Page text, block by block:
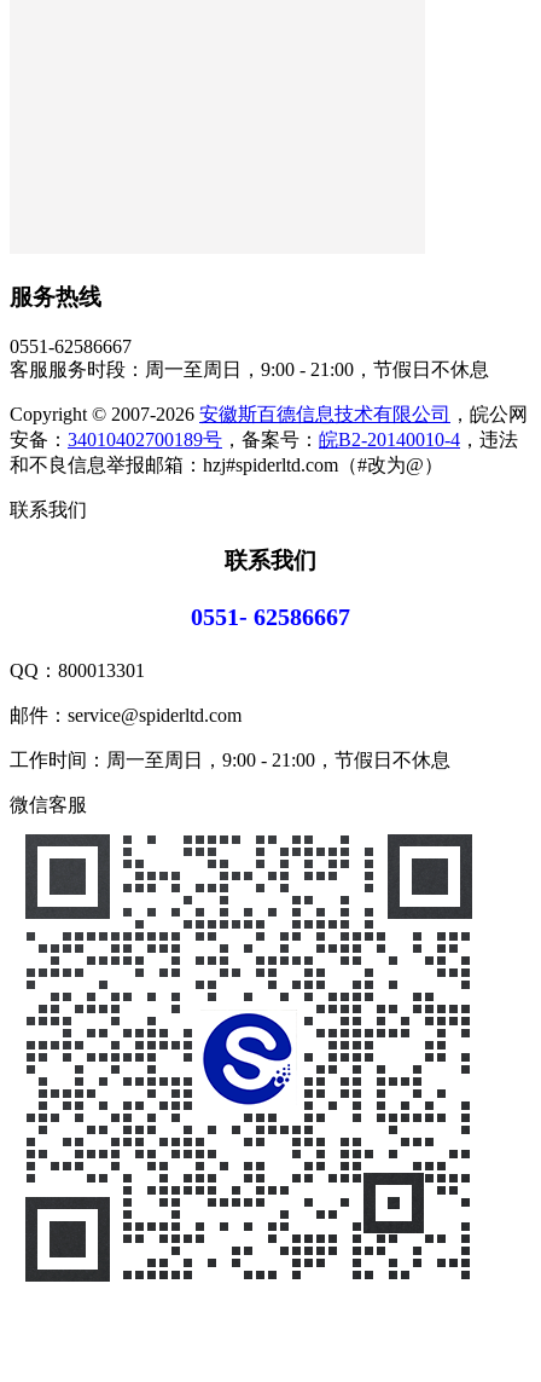
服务热线
0551-62586667
客服服务时段：周一至周日，9:00 - 21:00，节假日不休息
Copyright © 2007-2026 安徽斯百德信息技术有限公司
，皖公网
安备： 34010402700189号 ，备案号： 皖B2-20140010-4 ，违法
和不良信息举报邮箱：hzj#spiderltd.com（#改为@）
联系我们
联系我们
0551- 62586667
QQ： 800013301
邮件：service@spiderltd.com
工作时间：周一至周日，9:00 - 21:00，节假日不休息
微信客服